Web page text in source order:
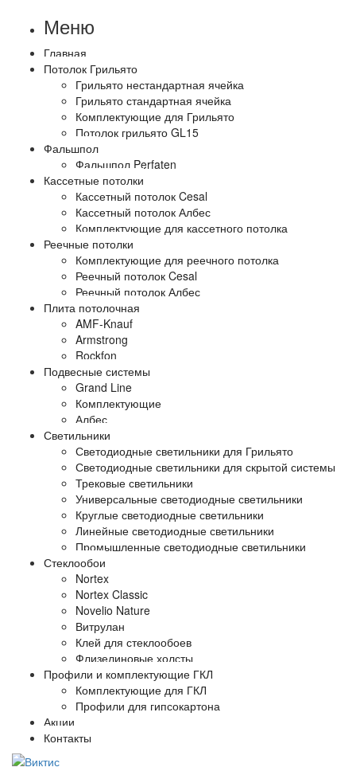
Меню
Главная
Потолок Грильято
Грильято нестандартная ячейка
Грильято стандартная ячейка
Комплектующие для Грильято
Потолок грильято GL15
Фальшпол
Фальшпол Perfaten
Кассетные потолки
Кассетный потолок Cesal
Кассетный потолок Албес
Комплектующие для кассетного потолка
Реечные потолки
Комплектующие для реечного потолка
Реечный потолок Cesal
Реечный потолок Албес
Плита потолочная
AMF-Knauf
Armstrong
Rockfon
Подвесные системы
Grand Line
Комплектующие
Албес
Светильники
Светодиодные светильники для Грильято
Светодиодные светильники для скрытой системы
Трековые светильники
Универсальные светодиодные светильники
Круглые светодиодные светильники
Линейные светодиодные светильники
Промышленные светодиодные светильники
Стеклообои
Nortex
Nortex Classic
Novelio Nature
Витрулан
Клей для стеклообоев
Флизелиновые холсты
Профили и комплектующие ГКЛ
Комплектующие для ГКЛ
Профили для гипсокартона
Акции
Контакты